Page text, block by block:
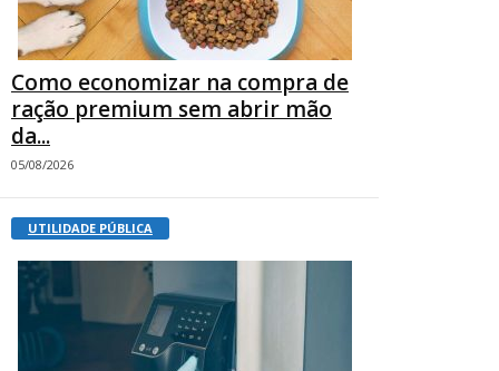
Como economizar na compra de
ração premium sem abrir mão
da...
05/08/2026
UTILIDADE PÚBLICA